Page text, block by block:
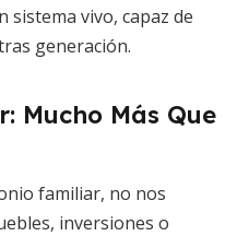
vivo, capaz de
generación.
Mucho Más Que
familiar, no nos
inversiones o